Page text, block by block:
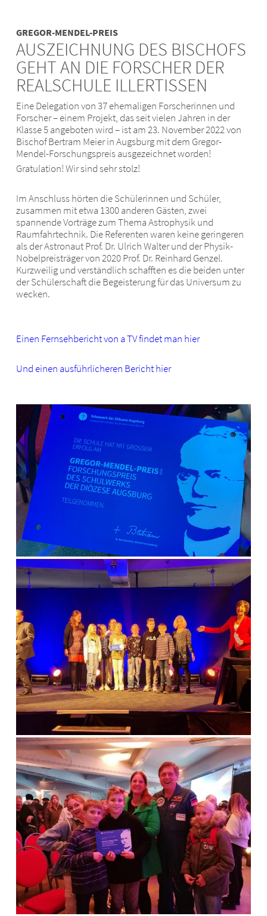
GREGOR-MENDEL-PREIS
AUSZEICHNUNG DES BISCHOFS
GEHT AN DIE FORSCHER DER
REALSCHULE ILLERTISSEN
Eine Delegation von 37 ehemaligen Forscherinnen und
Forscher – einem Projekt, das seit vielen Jahren in der
Klasse 5 angeboten wird – ist am 23. November 2022 von
Bischof Bertram Meier in Augsburg mit dem Gregor-
Mendel-Forschungspreis ausgezeichnet worden!
Gratulation! Wir sind sehr stolz!
Im Anschluss hörten die Schülerinnen und Schüler,
zusammen mit etwa 1300 anderen Gästen, zwei
spannende Vorträge zum Thema Astrophysik und
Raumfahrtechnik. Die Referenten waren keine geringeren
als der Astronaut Prof. Dr. Ulrich Walter und der Physik-
Nobelpreisträger von 2020 Prof. Dr. Reinhard Genzel.
Kurzweilig und verständlich schafften es die beiden unter
der Schülerschaft die Begeisterung für das Universum zu
wecken.
Einen Fernsehbericht von a TV findet man hier
Und einen ausführlicheren Bericht hier